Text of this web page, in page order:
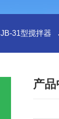
JB-31型搅拌器
产